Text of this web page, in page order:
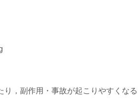
り，副作用・事故が起こりやすくなる